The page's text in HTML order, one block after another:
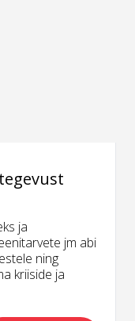
ja
jm abi
ning
kriiside ja